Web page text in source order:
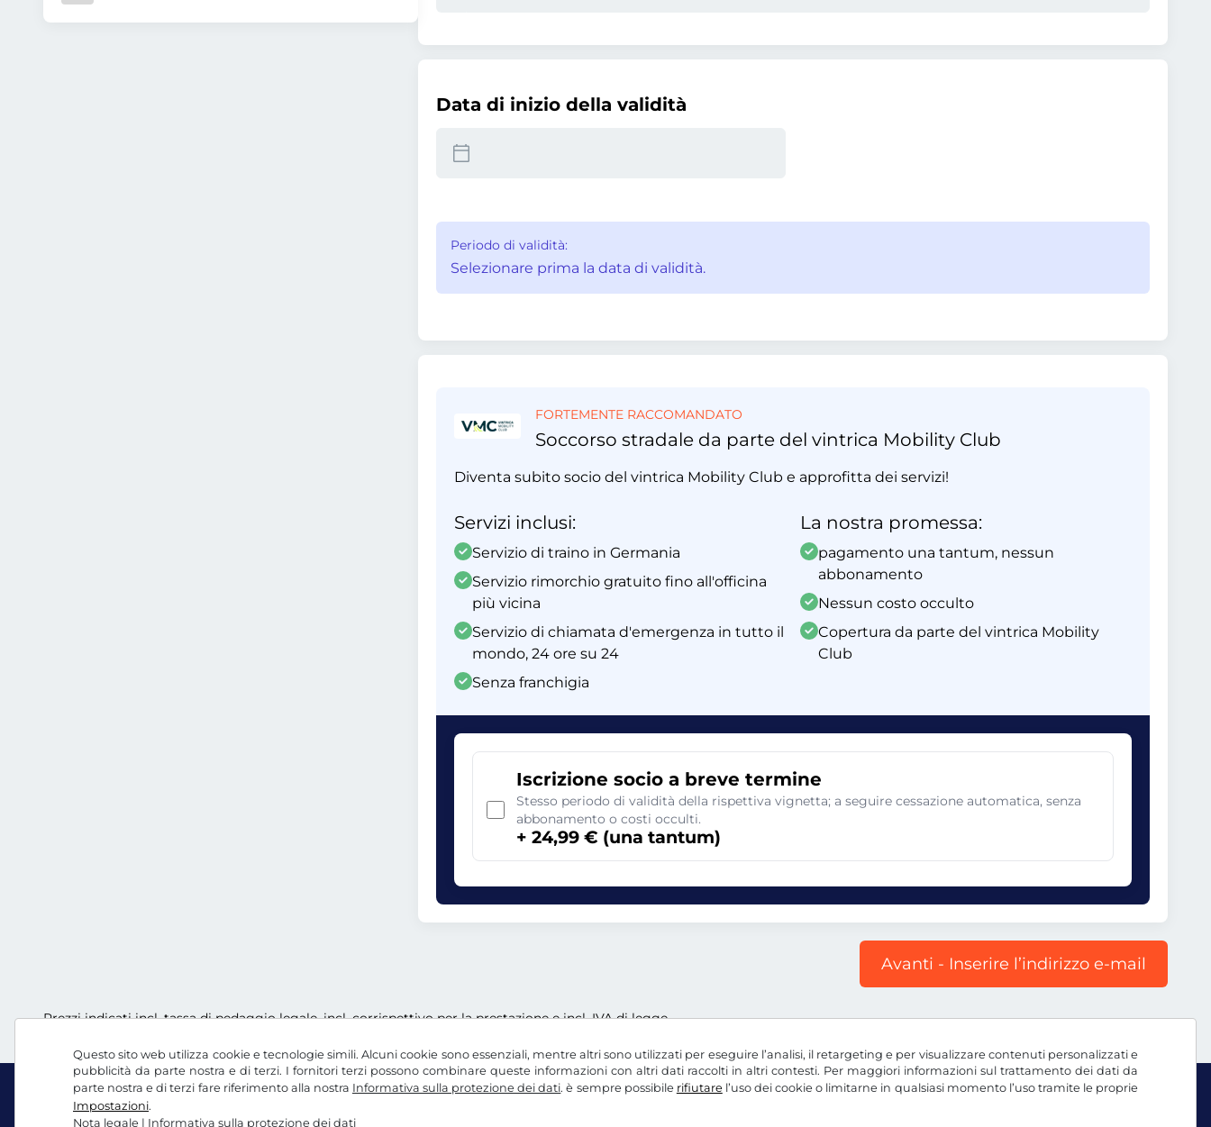
Questo sito web utilizza cookie e tecnologie simili. Alcuni cookie sono essenziali, mentre altri sono utilizzati per eseguire l’analisi, il retargeting e per visualizzare contenuti personalizzati e
pubblicità da parte nostra e di terzi. I fornitori terzi possono combinare queste informazioni con altri dati raccolti in altri contesti. Per maggiori informazioni sul trattamento dei dati da
parte nostra e di terzi fare riferimento alla nostra Informativa sulla protezione dei dati. è sempre possibile rifiutarel’uso dei cookie o limitarne in qualsiasi momento l’uso tramite le proprie
Impostazioni.
Nota legale | Informativa sulla protezione dei dati
Data di inizio della validità
Periodo di validità:
Selezionare prima la data di validità.
FORTEMENTE RACCOMANDATO
Soccorso stradale da parte del vintrica Mobility Club
Diventa subito socio del vintrica Mobility Club e approfitta dei servizi!
Servizi inclusi:
Servizio di traino in Germania
Servizio rimorchio gratuito fino all'officina
più vicina
Servizio di chiamata d'emergenza in tutto il
mondo, 24 ore su 24
Senza franchigia
La nostra promessa:
pagamento una tantum, nessun
abbonamento
Nessun costo occulto
Copertura da parte del vintrica Mobility
Club
Iscrizione socio a breve termine
Stesso periodo di validità della rispettiva vignetta; a seguire cessazione automatica, senza
abbonamento o costi occulti.
+ 24,99 € (una tantum)
Avanti - Inserire l’indirizzo e-mail
Prezzi indicati incl. tassa di pedaggio legale, incl. corrispettivo per la prestazione e incl. IVA di legge